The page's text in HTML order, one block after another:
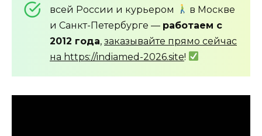
всей России и курьером
в Москве
и Санкт-Петербурге — работаем с
2012 года, заказывайте прямо сейчас
на https://indiamed-2026.site!